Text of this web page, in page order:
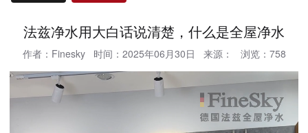
法兹净水用大白话说清楚，什么是全屋净水
作者：Finesky 时间：2025年06月30日 来源： 浏览： 758